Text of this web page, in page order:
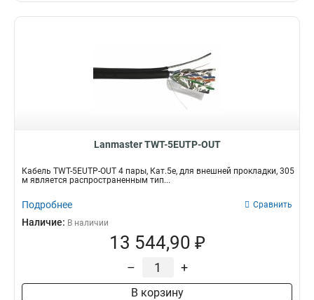
Lanmaster TWT-5EUTP-OUT
Кабель TWT-5EUTP-OUT 4 пары, Кат.5е, для внешней прокладки, 305
м является распространенным тип...
Подробнее Сравнить
Наличие: В наличии
13 544,90 ₽
– +
В корзину